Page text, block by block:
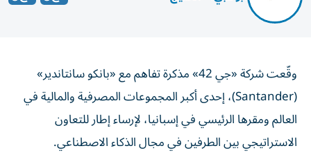
وقّعت شركة «جي 42» مذكرة تفاهم مع «بانكو سانتاندير»
(Santander)، إحدى أكبر المجموعات المصرفية والمالية في
العالم ومقرها الرئيسي في إسبانيا، لإرساء إطار للتعاون
الاستراتيجي بين الطرفين في مجال الذكاء الاصطناعي.